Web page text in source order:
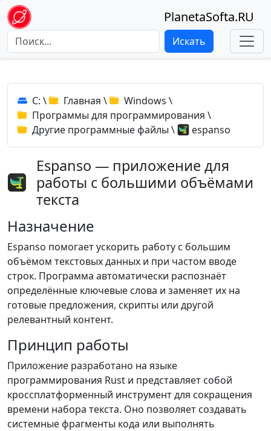
PlanetaSofta.RU
Искать
C: \ Главная \ Windows \
Программы для программирования \
Другие программные файлы \ espanso
Espanso — приложение для
работы с большими объёмами
текста
Назначение
Espanso помогает ускорить работу с большим
объёмом текстовых данных и при частом вводе
строк. Программа автоматически распознаёт
определённые ключевые слова и заменяет их на
готовые предложения, скрипты или другой
релевантный контент.
Принцип работы
Приложение разработано на языке
программирования Rust и представляет собой
кроссплатформенный инструмент для сокращения
времени набора текста. Оно позволяет создавать
системные фрагменты кода или выполнять